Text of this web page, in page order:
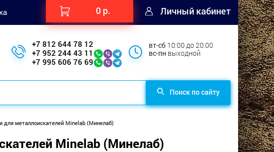
0 р. Личный кабинет
+7 812 644 78 12
+7 952 244 43 11
+7 995 606 76 69
вт-сб 10:00 до 20:00
вс-пн выходной
Поиск по сайту
для металлоискателей Minelab (Минелаб)
Minelab (Минелаб)